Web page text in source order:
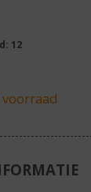
12